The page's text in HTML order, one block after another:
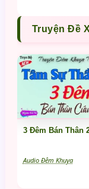
Truyện Đề
3 Đêm Bán Thân
Audio Đêm Khuya